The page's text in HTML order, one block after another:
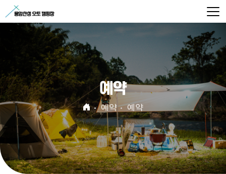
예약
예약 예약